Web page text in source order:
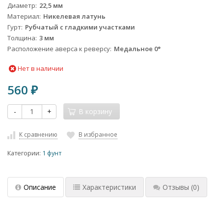
Диаметр 22,5 мм
Материал Никелевая латунь
Гурт Рубчатый с гладкими участками
Толщина 3 мм
Расположение аверса к реверсу Медальное 0°
Нет в наличии
560 ₽
- + В корзину
К сравнению В избранное
Категории: 1 фунт
Описание Характеристики Отзывы (0)